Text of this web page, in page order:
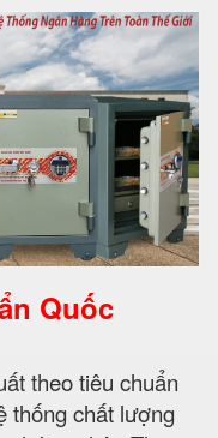
Quốc
theo tiêu chuẩn
thống chất lượng